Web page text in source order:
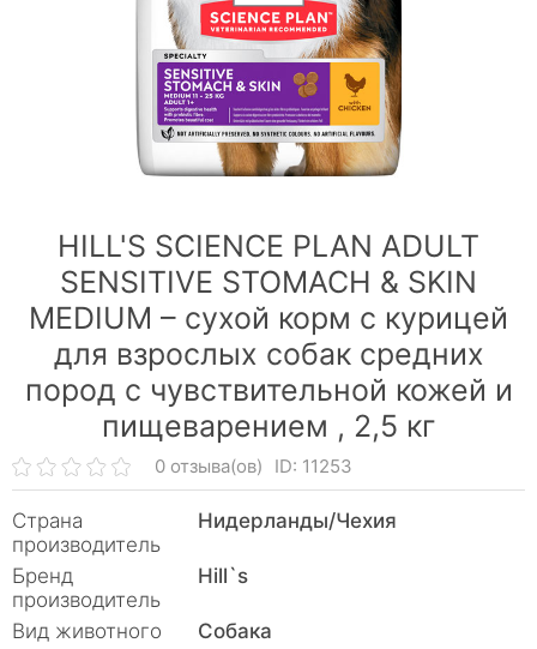
HILL'S SCIENCE PLAN ADULT
SENSITIVE STOMACH & SKIN
MEDIUM – сухой корм с курицей
для взрослых собак средних
пород с чувствительной кожей и
пищеварением , 2,5 кг
0 отзыва(ов) ID: 11253
Страна
производитель
Нидерланды/Чехия
Бренд
производитель
Hill`s
Вид животного
Собака